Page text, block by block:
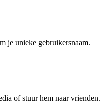
je unieke gebruikersnaam.
of stuur hem naar vrienden.